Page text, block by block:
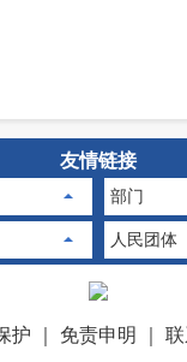
友情链接
部门
人民团体
护 免责申明